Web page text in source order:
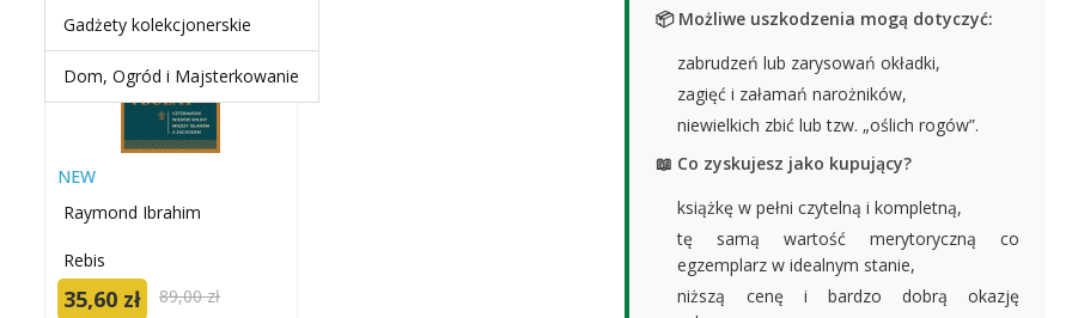
Gadżety kolekcjonerskie
Dom, Ogród i Majsterkowanie
-60 %
NEW
Raymond Ibrahim
Rebis
35,60 zł
89,00 zł
📦 Możliwe uszkodzenia mogą dotyczyć:
zabrudzeń lub zarysowań okładki,
zagięć i załamań narożników,
niewielkich zbić lub tzw. „oślich rogów”.
📖 Co zyskujesz jako kupujący?
książkę w pełni czytelną i kompletną,
tę samą wartość merytoryczną co
egzemplarz w idealnym stanie,
niższą cenę i bardzo dobrą okazję